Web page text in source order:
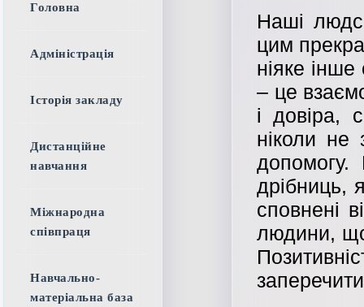
Наші
цим
ніяке
– це
і довіра,
ніколи не
дрібниць,
сповнені
людини,
Головна
Адміністрація
Історія закладу
Дистанційне
навчання
Міжнародна
співпраця
Навчально-
матеріальна база